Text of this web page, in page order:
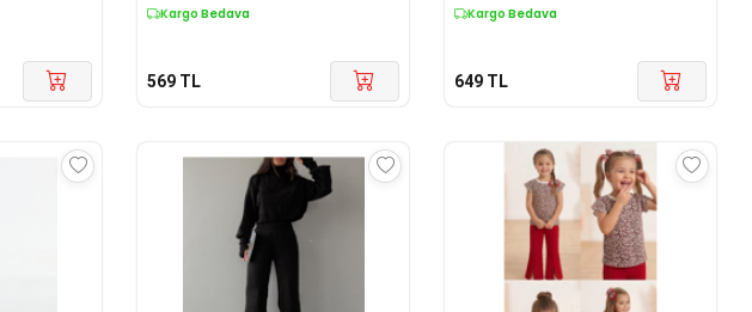
Kargo Bedava
569 TL
Kargo Bedava
649 TL